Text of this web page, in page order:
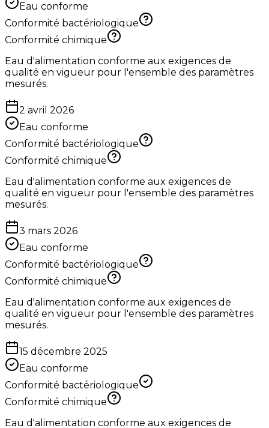
Eau conforme
Conformité bactériologique
Conformité chimique
Eau d'alimentation conforme aux exigences de
qualité en vigueur pour l'ensemble des paramètres
mesurés.
2 avril 2026
Eau conforme
Conformité bactériologique
Conformité chimique
Eau d'alimentation conforme aux exigences de
qualité en vigueur pour l'ensemble des paramètres
mesurés.
3 mars 2026
Eau conforme
Conformité bactériologique
Conformité chimique
Eau d'alimentation conforme aux exigences de
qualité en vigueur pour l'ensemble des paramètres
mesurés.
15 décembre 2025
Eau conforme
Conformité bactériologique
Conformité chimique
Eau d'alimentation conforme aux exigences de